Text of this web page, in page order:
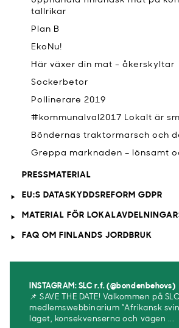
tallrikar
Plan B
EkoNu!
Här växer din mat - åkerskyltar
Sockerbetor
Pollinerare 2019
#kommunalval2017 Lokalt är
Böndernas traktormarsch och
Greppa marknaden – lönsamt
PRESSMATERIAL
EU:S DATASKYDDSREFORM GDPR
MATERIAL FÖR
FAQ OM FINLANDS JORDBRUK
INSTAGRAM: SLC r.f. (@bondenbehovs)
📌 SAVE THE DATE! Välkommen på
medlemswebbinarium ”Afrikansk
läget, konsekvenserna och vägen ...